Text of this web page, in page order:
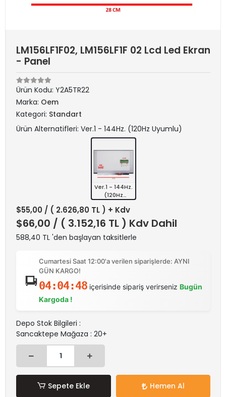
LM156LF1F02, LM156LF1F 02 Lcd Led Ekran
- Panel
Ürün Kodu: Y2A5TR22
Marka: Oem
Kategori: Standart
Ürün Alternatifleri: Ver.1 - 144Hz. (120Hz Uyumlu)
Ver.1 - 144Hz.
(120Hz
$55,00 / ( 2.626,80 TL ) + Kdv
$66,00 / ( 3.152,16 TL ) Kdv Dahil
588,40 TL 'den başlayan taksitlerle
Cumartesi Saat 12:00'a verilen siparişlerde: AYNI
GÜN KARGO!
04:04:48içerisinde sipariş verirseniz Bugün
Kargoda !
Depo Stok Bilgileri :
Sancaktepe Mağaza : 20+
Sepete Ekle Hemen Al